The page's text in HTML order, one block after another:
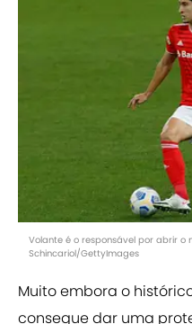
Volante é o responsável por abrir o
Schincariol/GettyImages
Muito embora o
consegue dar uma